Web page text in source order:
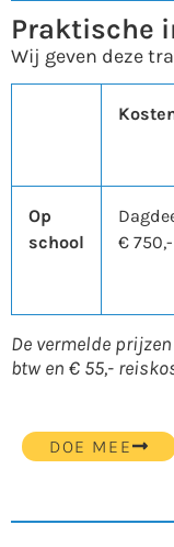
Praktische
Wij geven deze
Op
school
€ 750,-
De vermelde
btw en € 55,-
DOE MEE